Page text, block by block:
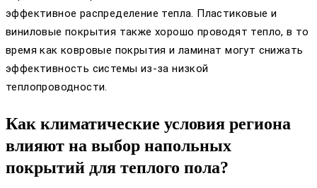
эффективное распределение тепла. Пластиковые и
виниловые покрытия также хорошо проводят тепло, в то
время как ковровые покрытия и ламинат могут снижать
эффективность системы из-за низкой
теплопроводности.
Как климатические условия региона
влияют на выбор напольных
покрытий для теплого пола?